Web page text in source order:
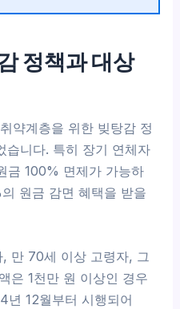
정책과 대상
약계층을 위한 빚탕감 정
습니다. 특히 장기 연체자
금 100% 면제가 가능하
원금 감면 혜택을 받을
만 70세 이상 고령자, 그
은 1천만 원 이상인 경우
년 12월부터 시행되어